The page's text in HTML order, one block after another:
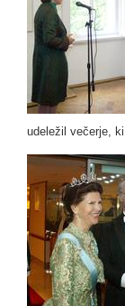
udeležil večerje,